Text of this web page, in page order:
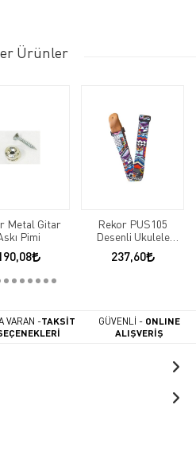
Ürünler
Metal Gitar
Pimi
Rekor PUS105
Desenli Ukulele
Askısı
237,60
VARAN -TAKSİT
GÜVENLİ - ONLINE
ALIŞVERİŞ